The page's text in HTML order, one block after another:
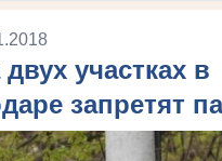
участках в
запретят